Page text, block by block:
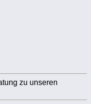
zu unseren